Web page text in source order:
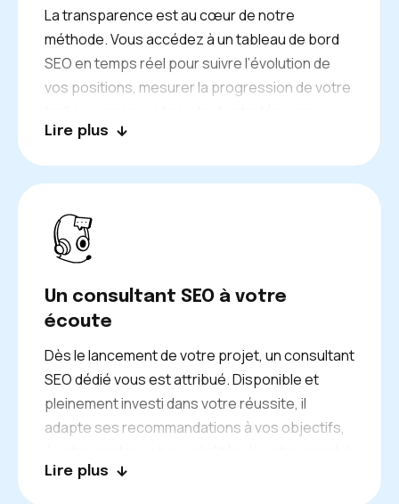
La transparence est au cœur de notre
méthode. Vous accédez à un tableau de bord
SEO en temps réel pour suivre l’évolution de
vos positions, mesurer la progression de votre
continu, sans jargon, avec des chiffres qui
Lire plus
Un consultant SEO à votre
écoute
Dès le lancement de votre projet, un consultant
SEO dédié vous est attribué. Disponible et
pleinement investi dans votre réussite, il
adapte ses recommandations à vos objectifs,
local, qu’il s’agisse d’un hôtel de Porto-Vecchio
Lire plus